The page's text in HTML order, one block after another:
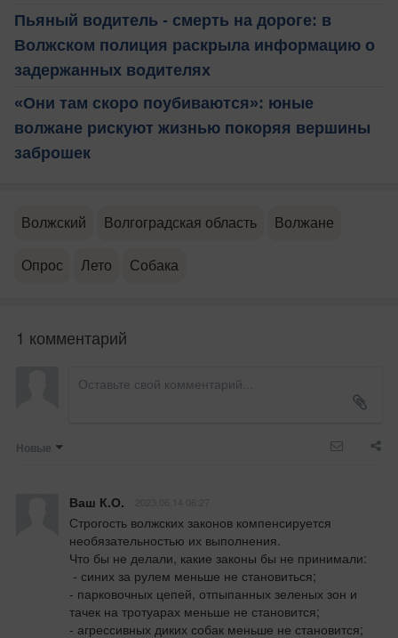
Пьяный водитель - смерть на дороге: в
Волжском полиция раскрыла информацию о
задержанных водителях
«Они там скоро поубиваются»: юные
волжане рискуют жизнью покоряя вершины
заброшек
Волжский Волгоградская область Волжане
Опрос Лето Собака
1 комментарий
Новые
Ваш К.О.
Строгость волжских законов компенсируется
необязательностью их выполнения.
Что бы не делали, какие законы бы не принимали:
- парковочных цепей, отпыпанных зеленых зон и
тачек на тротуарах меньше не становится;
- агрессивных диких собак меньше не становится;